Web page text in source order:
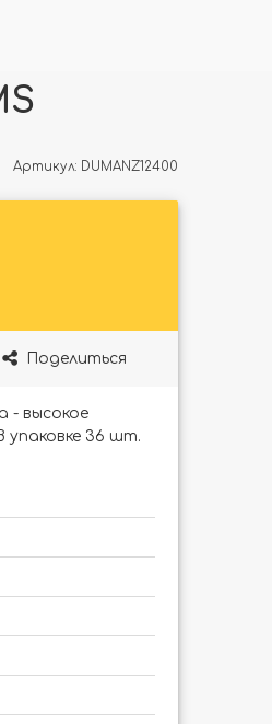
Артикул: DUMANZ12400
Поделиться
- высокое
упаковке 36 шт.